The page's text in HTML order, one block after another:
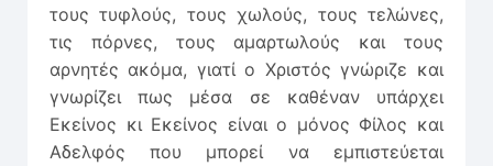
τους τυφλούς, τους χωλούς, τους τελώνες,
τις πόρνες, τους αμαρτωλούς και τους
αρνητές ακόμα, γιατί ο Χριστός γνώριζε και
γνωρίζει πως μέσα σε καθέναν υπάρχει
Εκείνος κι Εκείνος είναι ο μόνος Φίλος και
Αδελφός που μπορεί να εμπιστεύεται